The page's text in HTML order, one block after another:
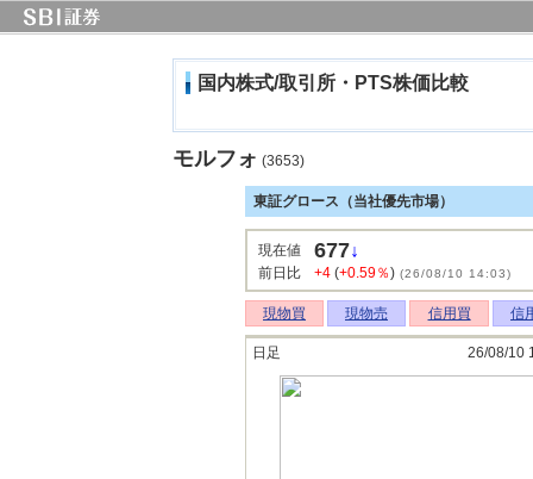
国内株式/取引所・PTS株価比較
モルフォ (3653)
東証グロース（当社優先市場）
現在値 677↓
前日比 +4 (+0.59％) (26/08/10 14:03)
現物買 現物売 信用買 信
日足 26/08/10